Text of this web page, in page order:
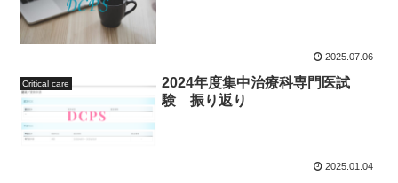
2025.07.06
Critical care
2024年度集中治療科専門医試
験 振り返り
2025.01.04